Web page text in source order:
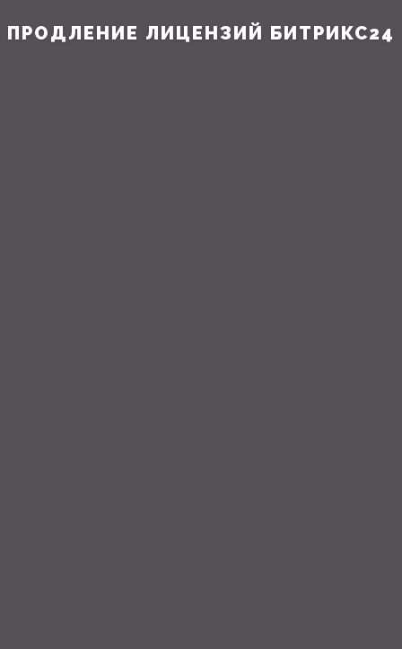
ПРОДЛЕНИЕ ЛИЦЕНЗИЙ БИТРИКС24